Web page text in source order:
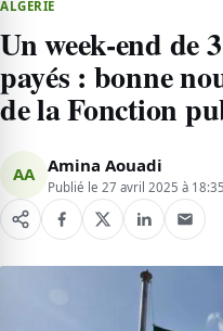
ALGÉRIE
Un week-end de
payés : bonne
de la Fonction
AA Amina Aouadi
Publié le 27 avril 2025 à 18:35